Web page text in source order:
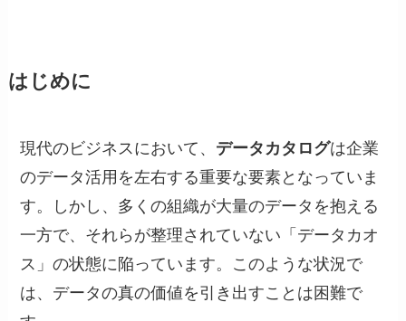
はじめに
現代のビジネスにおいて、 データカタログは企業
のデータ活用を左右する重要な要素となっていま
す。しかし、多くの組織が大量のデータを抱える
一方で、それらが整理されていない「データカオ
ス」の状態に陥っています。このような状況で
は、データの真の価値を引き出すことは困難で